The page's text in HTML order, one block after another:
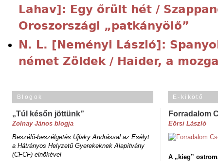
Lahav]: Egy őrült hét /
Oroszországi „patkányölő”
N. L. [Neményi László]:
német Zöldek / Haider, a
Blogok
„Túl későn jöttünk”
Zolnay János blogja
Beszélő-beszélgetés Ujlaky Andrással az Esélyt
a Hátrányos Helyzetű Gyerekeknek Alapítvány
(CFCF) elnökével
E-kikötő
Forradalom
Eörsi László
A „kieg”